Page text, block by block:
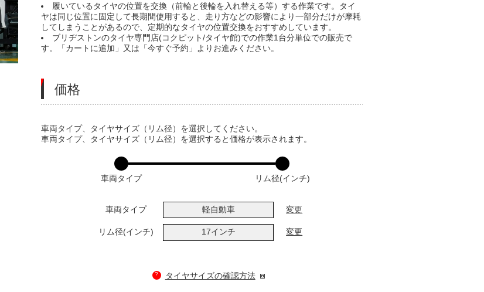
履いているタイヤの位置を交換（前輪と後輪を入れ替える等）する作業です。タイ
ヤは同じ位置に固定して長期間使用すると、走り方などの影響により一部分だけが摩耗
してしまうことがあるので、定期的なタイヤの位置交換をおすすめしています。
ブリヂストンのタイヤ専門店(コクピット/タイヤ館)での作業1台分単位での販売で
す。「カートに追加」又は「今すぐ予約」よりお進みください。
価格
VARIATIONS
車両タイプ、タイヤサイズ（リム径）を選択してください。
車両タイプ、タイヤサイズ（リム径）を選択すると価格が表示されます。
車両タイプ リム径(インチ)
車両タイプ 軽自動車 変更
リム径(インチ) 17インチ 変更
? タイヤサイズの確認方法